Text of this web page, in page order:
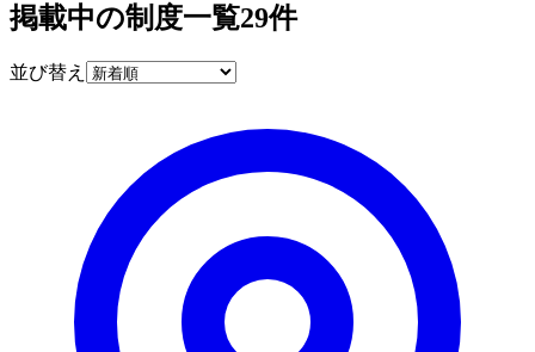
掲載中の制度一覧29件
並び替え